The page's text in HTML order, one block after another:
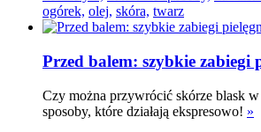
ogórek, olej, skóra, twarz
Przed balem: szybkie zabiegi
Czy można przywrócić skórze blask
sposoby, które działają ekspresowo! »